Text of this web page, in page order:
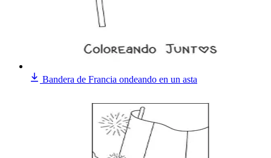
Bandera de Francia ondeando en un asta